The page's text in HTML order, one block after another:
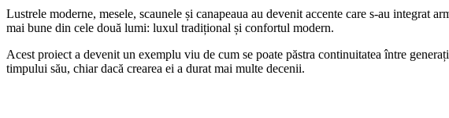
Lustrele moderne, mesele, scaunele și canapeaua au devenit accente care s-au integrat
mai bune din cele două lumi: luxul tradițional și confortul modern.
Acest proiect a devenit un exemplu viu de cum se poate păstra continuitatea între
timpului său, chiar dacă crearea ei a durat mai multe decenii.